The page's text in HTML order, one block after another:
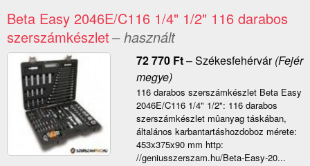
Beta Easy 2046E/C116 1/4" 1/2" 116 darabos
szerszámkészlet– használt
72 770 Ft–Székesfehérvár(Fejér
megye)
116 darabos szerszámkészlet Beta Easy
2046E/C116 1/4" 1/2": 116 darabos
szerszámkészlet mûanyag táskában,
általános karbantartáshozdoboz mérete:
453x375x90 mm http:
//geniusszerszam.hu/Beta-Easy-20...